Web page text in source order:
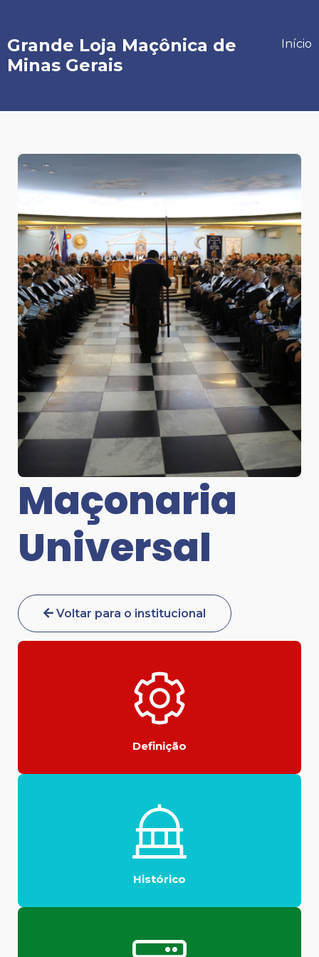
Início
Grande Loja Maçônica de
Minas Gerais
Maçonaria
Universal
Voltar para o institucional
Definição
Histórico